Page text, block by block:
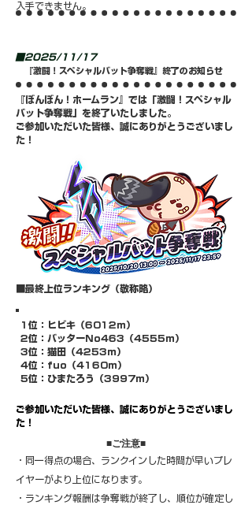
入手できません。
■2025/11/17
『激闘！スペシャルバット争奪戦』終了のお知らせ
『ぼんぼん！ホームラン』では「激闘！スペシャル
バット争奪戦」を終了いたしました。
​ご参加いただいた皆様、誠にありがとうございまし
た！
​■最終上位ランキング（敬称略）
​1位：ヒビキ（6012ｍ）
​2位：バッターNo463（4555ｍ）
3位：猫田（4253ｍ）
4位：fuo（4160ｍ）
​5位：ひまたろう（3997ｍ）
​ご参加いただいた皆様、誠にありがとうございまし
た！
​■ご注意■
・同一得点の場合、ランクインした時間が早いプレ
イヤーがより上位になります。
・ランキング報酬は争奪戦が終了し、順位が確定し